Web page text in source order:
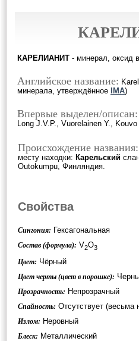
КАРЕЛИАНИТ - минерал, оксид
Английское название:
минерала, утверждённое
IMA)
Впервые выделен/описан:
Long J.V.P., Vuorelainen Y., Kouvo
Происхождение названия:
месту находки: Карельский
Outokumpu, Финляндия.
Свойства
Сингония: Гексагональная
Состав (формула): V2O3
Цвет: Чёрный
Цвет черты (цвет в порошке):
Прозрачность: Непрозрачный
Спайность: Отсутствует (весьма
Излом: Неровный
Блеск: Металлический